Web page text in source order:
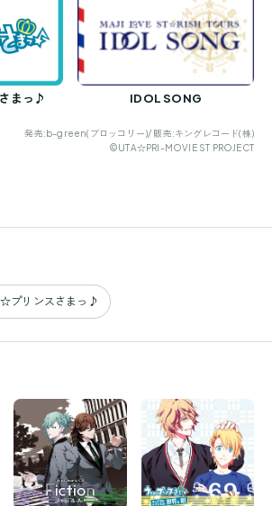
まっ♪ IDOL SONG
発売:b-green(ブロッコリー)/ 販売:キングレコード(株)
©UTA☆PRI-MOVIE ST PROJECT
☆プリンスさまっ♪